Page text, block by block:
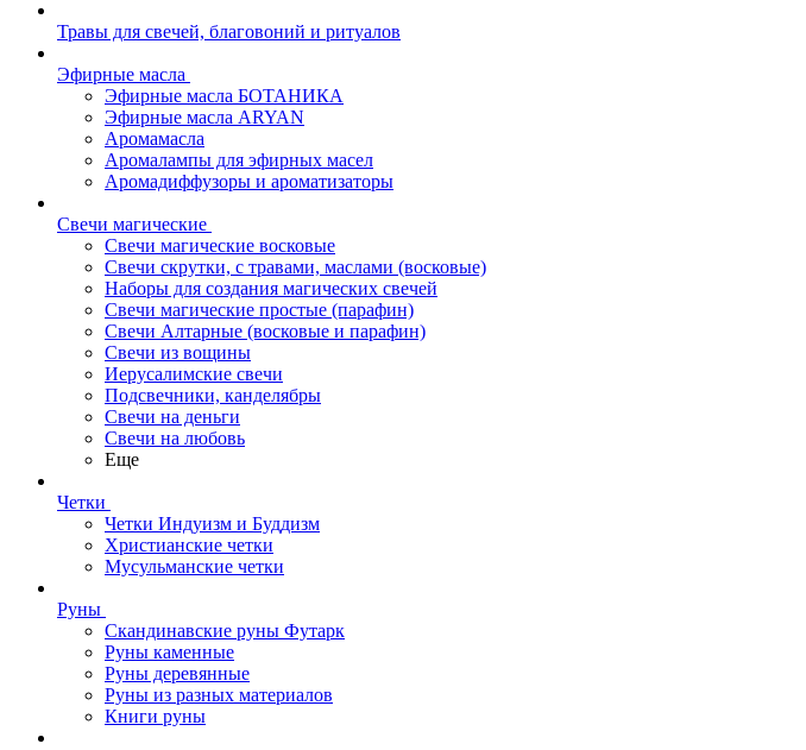
Травы для свечей, благовоний и ритуалов
Эфирные масла
Эфирные масла БОТАНИКА
Эфирные масла ARYAN
Аромамасла
Аромалампы для эфирных масел
Аромадиффузоры и ароматизаторы
Свечи магические
Свечи магические восковые
Свечи скрутки, с травами, маслами (восковые)
Наборы для создания магических свечей
Свечи магические простые (парафин)
Свечи Алтарные (восковые и парафин)
Свечи из вощины
Иерусалимские свечи
Подсвечники, канделябры
Свечи на деньги
Свечи на любовь
Еще
Четки
Четки Индуизм и Буддизм
Христианские четки
Мусульманские четки
Руны
Скандинавские руны Футарк
Руны каменные
Руны деревянные
Руны из разных материалов
Книги руны